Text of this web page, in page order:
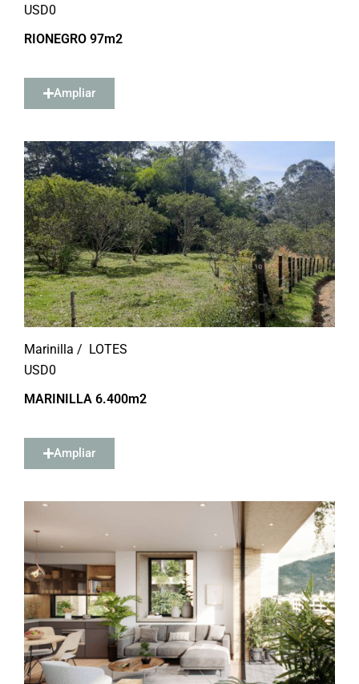
USD0
RIONEGRO 97m2
Ampliar
Marinilla / LOTES
USD0
MARINILLA 6.400m2
Ampliar